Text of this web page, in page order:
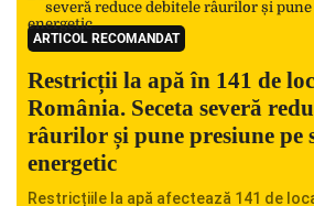
ARTICOL RECOMANDAT
Restricții la apă în 141 de
România. Seceta severă
râurilor și pune presiune pe
energetic
Restricțiile la apă afectează 141 de